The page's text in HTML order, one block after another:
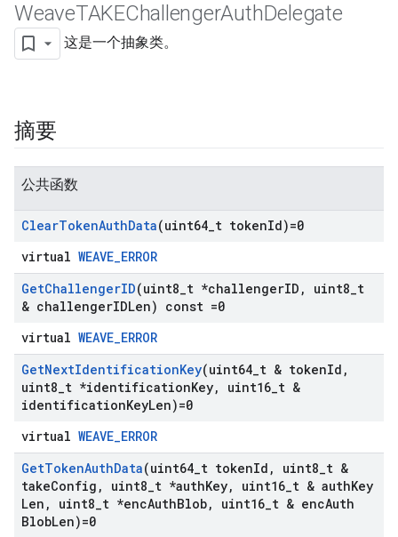
WeaveTAKEChallengerAuthDelegate
这是一个抽象类。
摘要
公共函数
ClearTokenAuthData(uint64 t tokenId)=0
virtual WEAVE_ERROR
GetChallengerID(uint8 t *challengerID , uint8 t
& challengerIDLen) const =0
virtual WEAVE_ERROR
GetNextIdentificationKey(uint64 t & tokenId ,
uint8 t *identificationKey, uint16 t &
identificationKeyLen)=0
virtual WEAVE_ERROR
GetTokenAuthData(uint64 t tokenId , uint8 t &
takeConfig , uint8 t *authKey, uint16 t & authKey
Len , uint8 t *encAuthBlob, uint16 t & encAuth
BlobLen)=0